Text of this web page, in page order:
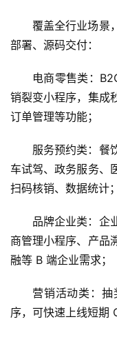
覆盖全行业场景
部署、源码交付：
电商零售类：
销裂变小程序，集成
订单管理等功能；
服务预约类：餐
车试驾、政务服务、
扫码核销、数据统计；
品牌企业类：企
商管理小程序、产品
融等 B 端企业需求；
营销活动类：
序，可快速上线短期